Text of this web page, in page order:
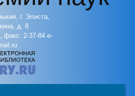
г. Элиста,
д. 8
факс: 2-37-84 e-